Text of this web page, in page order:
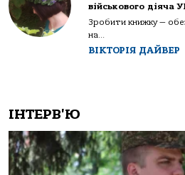
військового діяча
Зробити книжку —
на...
ВІКТОРІЯ ДАЙВЕР
ІНТЕРВ'Ю